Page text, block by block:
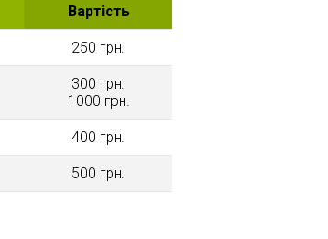
Вартість
250 грн.
300 грн.
1000 грн.
400 грн.
500 грн.